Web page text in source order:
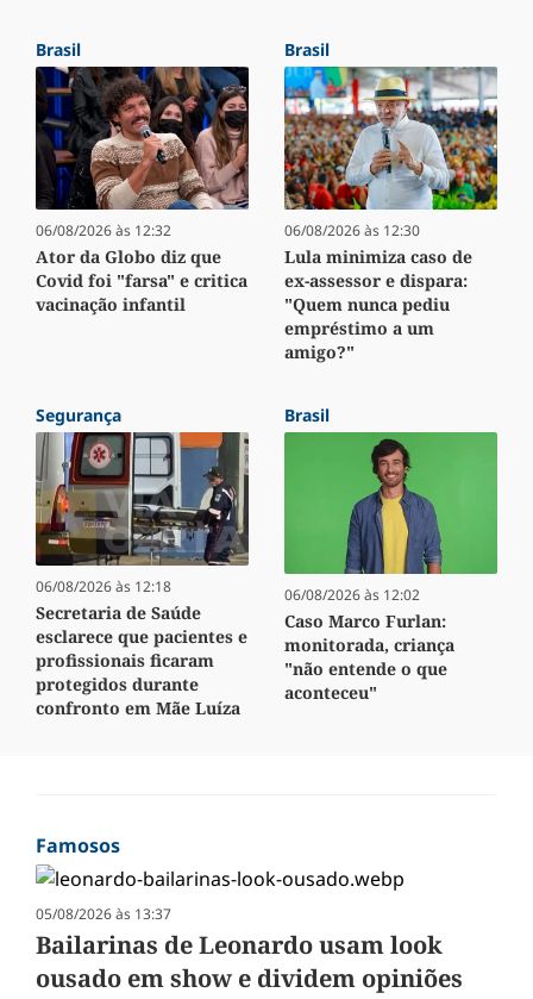
Brasil
06/08/2026 às 12:32
Ator da Globo diz que
Covid foi "farsa" e critica
vacinação infantil
Brasil
06/08/2026 às 12:30
Lula minimiza caso de
ex-assessor e dispara:
"Quem nunca pediu
empréstimo a um
amigo?"
Segurança
06/08/2026 às 12:18
Secretaria de Saúde
esclarece que pacientes e
profissionais ficaram
protegidos durante
confronto em Mãe Luíza
Brasil
06/08/2026 às 12:02
Caso Marco Furlan:
monitorada, criança
"não entende o que
aconteceu"
Famosos
05/08/2026 às 13:37
Bailarinas de Leonardo usam look
ousado em show e dividem opiniões